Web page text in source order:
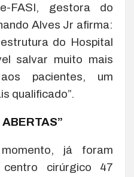
FASI, gestora do
Alves Jr afirma:
do Hospital
salvar muito mais
pacientes, um
qualificado”.
já foram
cirúrgico 47